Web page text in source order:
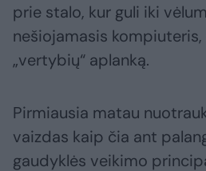
prie stalo, kur guli iki
nešiojamasis
„vertybių“ aplanką.
Pirmiausia matau
vaizdas kaip čia ant
gaudyklės veikimo